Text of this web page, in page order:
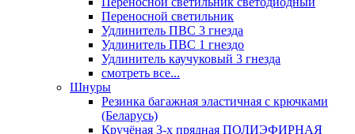
Переносной светильник
Удлинитель ПВС 3 гнезда
Удлинитель ПВС 1 гнездо
Удлинитель каучуковый 3 гнезда
смотреть все...
Шнуры
Резинка багажная эластичная с крючками
(Беларусь)
Кручёная 3-х прядная ПОЛИЭФИРНАЯ